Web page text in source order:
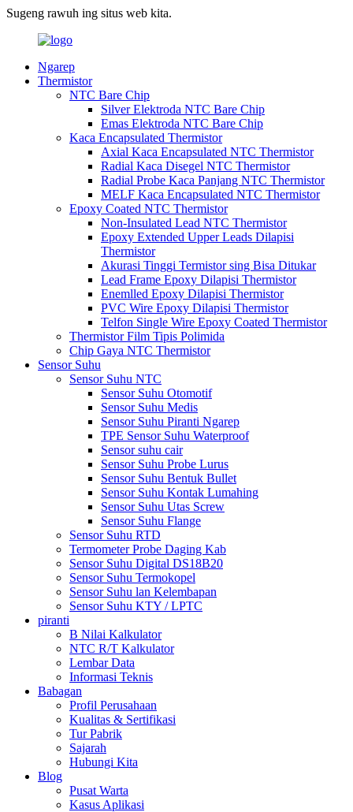
Sugeng rawuh ing situs web kita.
Ngarep
Thermistor
NTC Bare Chip
Silver Elektroda NTC Bare Chip
Emas Elektroda NTC Bare Chip
Kaca Encapsulated Thermistor
Axial Kaca Encapsulated NTC Thermistor
Radial Kaca Disegel NTC Thermistor
Radial Probe Kaca Panjang NTC Thermistor
MELF Kaca Encapsulated NTC Thermistor
Epoxy Coated NTC Thermistor
Non-Insulated Lead NTC Thermistor
Epoxy Extended Upper Leads Dilapisi
Thermistor
Akurasi Tinggi Termistor sing Bisa Ditukar
Lead Frame Epoxy Dilapisi Thermistor
Enemlled Epoxy Dilapisi Thermistor
PVC Wire Epoxy Dilapisi Thermistor
Telfon Single Wire Epoxy Coated Thermistor
Thermistor Film Tipis Polimida
Chip Gaya NTC Thermistor
Sensor Suhu
Sensor Suhu NTC
Sensor Suhu Otomotif
Sensor Suhu Medis
Sensor Suhu Piranti Ngarep
TPE Sensor Suhu Waterproof
Sensor suhu cair
Sensor Suhu Probe Lurus
Sensor Suhu Bentuk Bullet
Sensor Suhu Kontak Lumahing
Sensor Suhu Utas Screw
Sensor Suhu Flange
Sensor Suhu RTD
Termometer Probe Daging Kab
Sensor Suhu Digital DS18B20
Sensor Suhu Termokopel
Sensor Suhu lan Kelembapan
Sensor Suhu KTY / LPTC
piranti
B Nilai Kalkulator
NTC R/T Kalkulator
Lembar Data
Informasi Teknis
Babagan
Profil Perusahaan
Kualitas & Sertifikasi
Tur Pabrik
Sajarah
Hubungi Kita
Blog
Pusat Warta
Kasus Aplikasi